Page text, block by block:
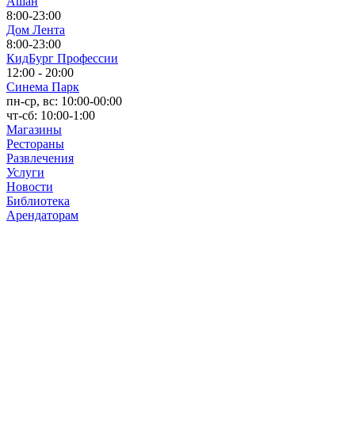
8:00-23:00
Дом Лента
8:00-23:00
КидБург Профессии
12:00 - 20:00
Синема Парк
пн-ср, вс: 10:00-00:00
чт-сб: 10:00-1:00
Магазины
Рестораны
Развлечения
Услуги
Новости
Библиотека
Арендаторам